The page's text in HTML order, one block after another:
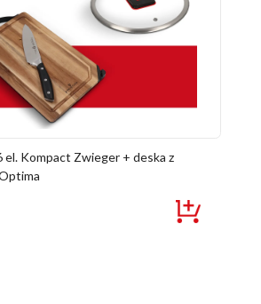
Kompact Zwieger + deska z